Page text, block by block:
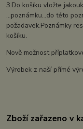
3.Do košíku vložte
...poznámku...do této
požadavek.Poznámky
košíku.
Nově možnost
Výrobek z naší přímé
Zboží zařazeno v